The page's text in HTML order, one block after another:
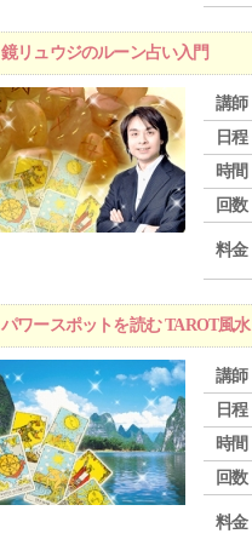
鏡リュウジのルーン占い入門
講師
日程
時間
回数
料金
パワースポットを読む TAROT風水
講師
日程
時間
回数
料金